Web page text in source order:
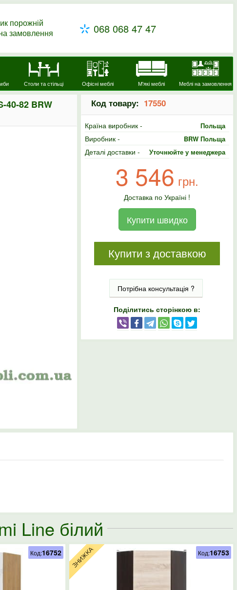
порожній
замовлення
068 068 47 47
Столи та стільці Офісні меблі М'які меблі Меблі на замовлення
40-82 BRW
Код товару: 17550
Країна виробник - Польща
Виробник - BRW Польща
Деталі доставки - Уточнюйте у менеджера
3 546 грн.
Доставка по Україні !
Купити швидко
Купити з доставкою
Потрібна консультація ?
Поділитись сторінкою в:
Line білий
Код:16752 Код:16753